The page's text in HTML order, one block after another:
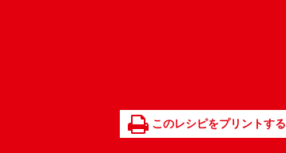
このレシピをプリントする